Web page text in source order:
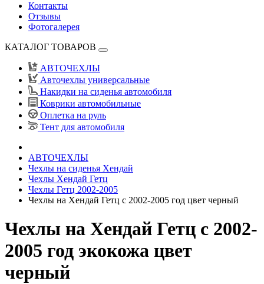
Контакты
Отзывы
Фотогалерея
КАТАЛОГ ТОВАРОВ
АВТОЧЕХЛЫ
Авточехлы универсальные
Накидки на сиденья автомобиля
Коврики автомобильные
Оплетка на руль
Тент для автомобиля
АВТОЧЕХЛЫ
Чехлы на сиденья Хендай
Чехлы Хендай Гетц
Чехлы Гетц 2002-2005
Чехлы на Хендай Гетц с 2002-2005 год цвет черный
Чехлы на Хендай Гетц с 2002-
2005 год экокожа цвет
черный